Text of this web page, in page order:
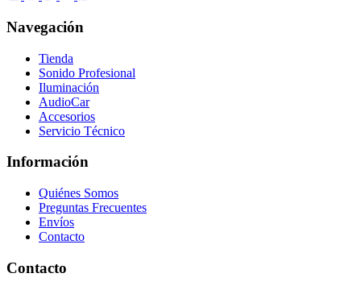
Navegación
Tienda
Sonido Profesional
Iluminación
AudioCar
Accesorios
Servicio Técnico
Información
Quiénes Somos
Preguntas Frecuentes
Envíos
Contacto
Contacto